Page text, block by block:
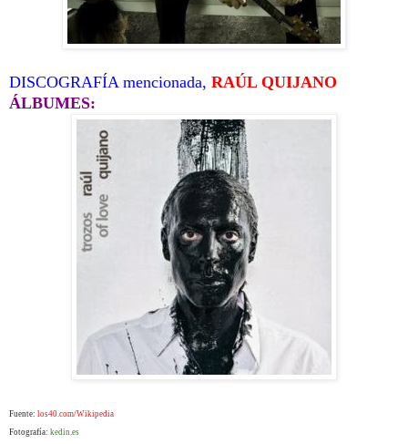
DISCOGRAFÍA mencionada, RAÚL QUIJANO
ÁLBUMES:
Fuente: los40.com/Wikipedia
Fotografía: kedin.es